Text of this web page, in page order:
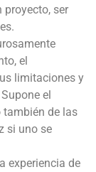
proyecto, ser
el
limitaciones y
el
de las
si uno se
experiencia de